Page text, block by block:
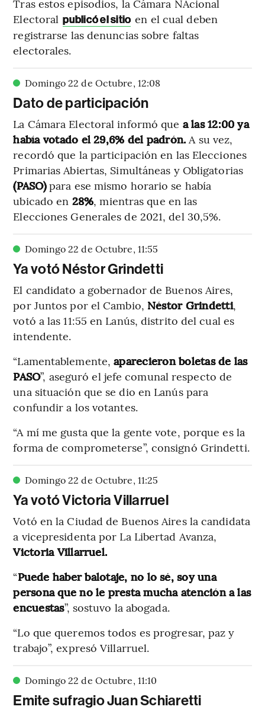
Tras estos episodios, la Cámara NAcional
Electoral publicó el sitio en el cual deben
registrarse las denuncias sobre faltas
electorales.
Domingo 22 de Octubre, 12:08
Dato de participación
La Cámara Electoral informó que a las 12:00 ya
había votado el 29,6% del padrón. A su vez,
recordó que la participación en las Elecciones
Primarias Abiertas, Simultáneas y Obligatorias
(PASO)para ese mismo horario se había
ubicado en 28%, mientras que en las
Elecciones Generales de 2021, del 30,5%.
Domingo 22 de Octubre, 11:55
Ya votó Néstor Grindetti
El candidato a gobernador de Buenos Aires,
por Juntos por el Cambio, Néstor Grindetti,
votó a las 11:55 en Lanús, distrito del cual es
intendente.
“Lamentablemente,aparecieron boletas de las
PASO”, aseguró el jefe comunal respecto de
una situación que se dio en Lanús para
confundir a los votantes.
“A mí me gusta que la gente vote, porque es la
forma de comprometerse”, consignó Grindetti.
Domingo 22 de Octubre, 11:25
Ya votó Victoria Villarruel
Votó en la Ciudad de Buenos Aires la candidata
a vicepresidenta por La Libertad Avanza,
Victoria Villarruel.
“Puede haber balotaje, no lo sé, soy una
persona que no le presta mucha atención a las
encuestas”, sostuvo la abogada.
“Lo que queremos todos es progresar, paz y
trabajo”, expresó Villarruel.
Domingo 22 de Octubre, 11:10
Emite sufragio Juan Schiaretti